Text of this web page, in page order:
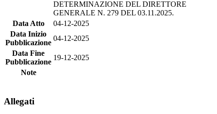
DETERMINAZIONE DEL DIRETTORE
GENERALE N. 279 DEL 03.11.2025.
Data Atto
04-12-2025
Data Inizio
Pubblicazione
04-12-2025
Data Fine
Pubblicazione
19-12-2025
Note
Allegati